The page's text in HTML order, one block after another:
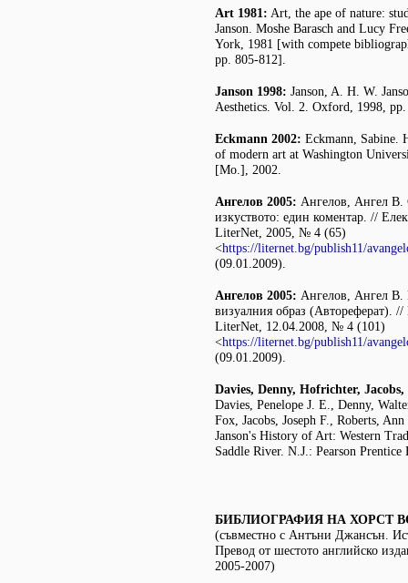
Art 1981: Art, the ape of nature:
Janson. Moshe Barasch and Lucy
York, 1981 [with compete
pp. 805-812].
Janson 1998: Janson, A. H. W.
Aesthetics. Vol. 2. Oxford, 1998,
Eckmann 2002: Eckmann, Sabine.
of modern art at Washington
[Mo.], 2002.
Ангелов 2005: Ангелов, Ангел В.
изкуството: един коментар. //
LiterNet, 2005, № 4 (65)
<https://liternet.bg/publish11/
(09.01.2009).
Ангелов 2005: Ангелов, Ангел В.
визуалния образ (Автореферат).
LiterNet, 12.04.2008, № 4 (101)
<https://liternet.bg/publish11/
(09.01.2009).
Davies, Denny, Hofrichter,
Davies, Penelope J. E., Denny,
Fox, Jacobs, Joseph F., Roberts,
Janson's History of Art: Western
Saddle River. N.J.: Pearson
БИБЛИОГРАФИЯ НА ХОРСТ
(съвместно с Антъни Джансън.
Превод от шестото английско
2005-2007)